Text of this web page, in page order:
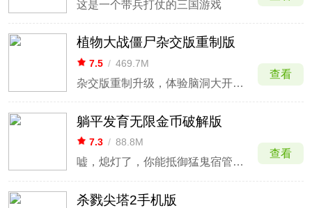
这是一个带兵打仗的三国游戏
植物大战僵尸杂交版重制版
7.5 / 469.7M
杂交版重制升级，体验脑洞大开的植物杂交对战
查看
躺平发育无限金币破解版
7.3 / 88.8M
嘘，熄灯了，你能抵御猛鬼宿管的gank吗？
查看
杀戮尖塔2手机版